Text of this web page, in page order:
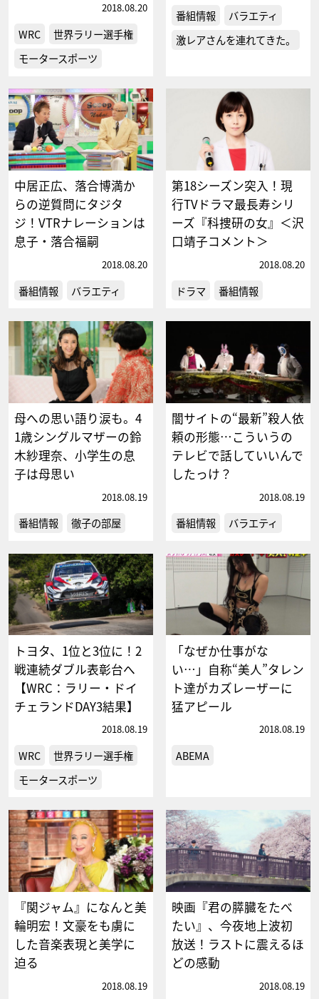
2018.08.20
WRC
世界ラリー選手権
モータースポーツ
番組情報
バラエティ
激レアさんを連れてきた。
中居正広、落合博満か
らの逆質問にタジタ
ジ！VTRナレーションは
息子・落合福嗣
2018.08.20
番組情報 バラエティ
第18シーズン突入！現
行TVドラマ最長寿シリ
ーズ『科捜研の女』＜沢
口靖子コメント＞
2018.08.20
ドラマ 番組情報
母への思い語り涙も。4
1歳シングルマザーの鈴
木紗理奈、小学生の息
子は母思い
2018.08.19
番組情報 徹子の部屋
闇サイトの“最新”殺人依
頼の形態…こういうの
テレビで話していいんで
したっけ？
2018.08.19
番組情報 バラエティ
トヨタ、1位と3位に！2
戦連続ダブル表彰台へ
【WRC：ラリー・ドイ
チェランドDAY3結果】
2018.08.19
WRC
世界ラリー選手権
モータースポーツ
「なぜか仕事がな
い…」自称“美人”タレン
ト達がカズレーザーに
猛アピール
2018.08.19
ABEMA
『関ジャム』になんと美
輪明宏！文豪をも虜に
した音楽表現と美学に
迫る
2018.08.19
映画『君の膵臓をたべ
たい』、今夜地上波初
放送！ラストに震えるほ
どの感動
2018.08.19